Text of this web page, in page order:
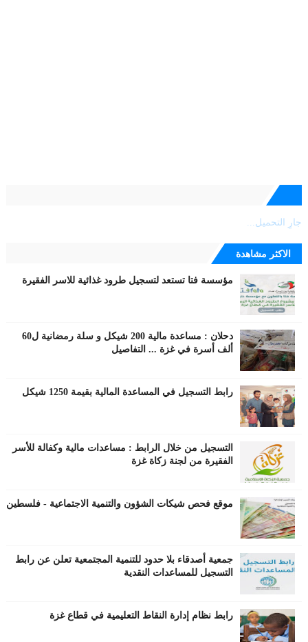
جارٍ التحميل...
الاكثر مشاهدة
مؤسسة فتا تستعد لتسجيل طرود غذائية للاسر الفقيرة
دحلان : مساعدة مالية 200 شيكل و سلة رمضانية ل60
ألف أسرة في غزة ... التفاصيل
رابط التسجيل في المساعدة المالية بقيمة 1250 شيكل
التسجيل من خلال الرابط : مساعدات مالية وكفالة للأسر
الفقيرة من لجنة زكاة غزة
موقع فحص شيكات الشؤون والتنمية الاجتماعية - فلسطين
جمعية أصدقاء بلا حدود للتنمية المجتمعية تعلن عن رابط
التسجيل للمساعدات النقدية
رابط نظام إدارة النقاط التعليمية في قطاع غزة